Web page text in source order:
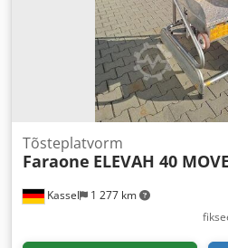
Kassel 1 277 km
Tõsteplatvorm
Faraone ELEVAH 40 MOVE